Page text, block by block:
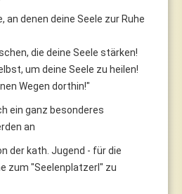
an denen deine Seele zur Ruhe
die deine Seele stärken!
um deine Seele zu heilen!
Wegen dorthin!"
ein ganz besonderes
an
der kath. Jugend - für die
zum "Seelenplatzerl" zu